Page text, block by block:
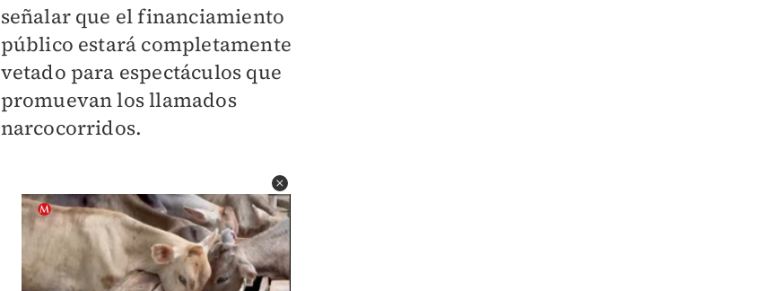
señalar que el financiamiento
público estará completamente
vetado para espectáculos que
promuevan los llamados
narcocorridos.